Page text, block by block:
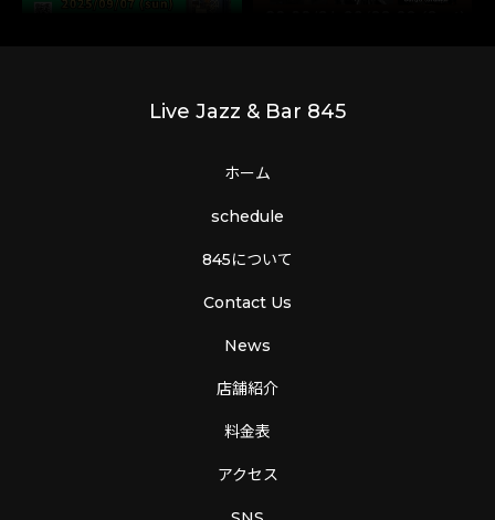
Live Jazz & Bar 845
ホーム
schedule
845について
Contact Us
News
店舗紹介
料金表
アクセス